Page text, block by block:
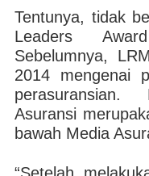
Tentunya, tidak
Leaders
Sebelumnya,
2014 mengenai
Asuransi
bawah Media